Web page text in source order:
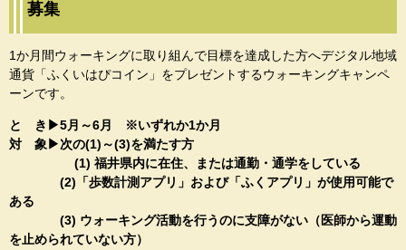
募集
1か月間ウォーキングに取り組んで目標を達成した方へデジタル地域
通貨「ふくいはぴコイン」をプレゼントするウォーキングキャンペ
ーンです。
と き▶5月～6月 ※いずれか1か月
対 象▶次の(1)～(3)を満たす方
(1) 福井県内に在住、または通勤・通学をしている
(2)「歩数計測アプリ」および「ふくアプリ」が使用可能で
ある
(3) ウォーキング活動を行うのに支障がない（医師から運動
を止められていない方）